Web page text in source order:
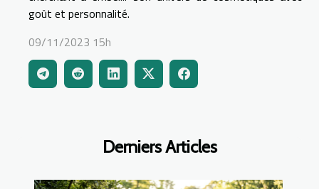
Derniers Articles
goût et personnalité.
09/11/2023 15h